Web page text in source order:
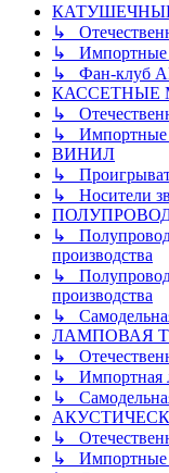
↳
↳ Импортные
↳ Фан-клуб
↳
↳ Импортные
ВИНИЛ
↳
↳ Носители
↳
производства
↳
производства
↳
ЛАМПОВАЯ
↳
↳ Импортная
↳
↳
↳ Импортные